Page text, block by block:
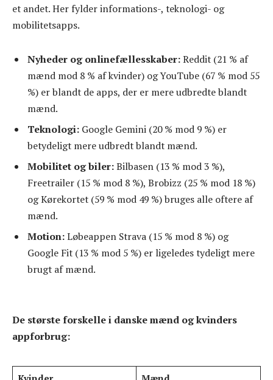
et andet. Her fylder informations-, teknologi- og
mobilitetsapps.
Nyheder og onlinefællesskaber:Reddit (21 % af
mænd mod 8 % af kvinder) og YouTube (67 % mod 55
%) er blandt de apps, der er mere udbredte blandt
mænd.
Teknologi: Google Gemini (20 % mod 9 %) er
betydeligt mere udbredt blandt mænd.
Mobilitet og biler:Bilbasen (13 % mod 3 %),
Freetrailer (15 % mod 8 %), Brobizz (25 % mod 18 %)
og Kørekortet (59 % mod 49 %) bruges alle oftere af
mænd.
Motion:Løbeappen Strava (15 % mod 8 %) og
Google Fit (13 % mod 5 %) er ligeledes tydeligt mere
brugt af mænd.
De største forskelle i danske mænd og kvinders
appforbrug: